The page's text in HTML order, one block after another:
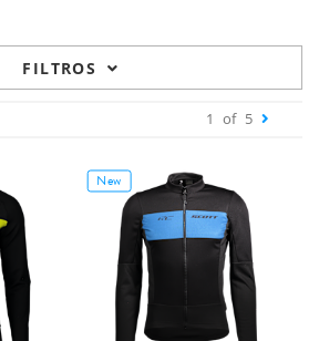
FILTROS
1 of 5
New